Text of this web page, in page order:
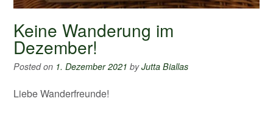
Keine Wanderung im
Dezember!
Posted on 1. Dezember 2021 byJutta Biallas
Liebe Wanderfreunde!